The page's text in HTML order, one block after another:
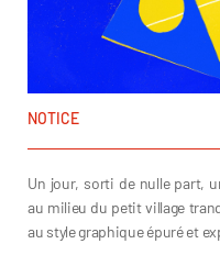
NOTICE
Un jour, sorti de nulle part,
au milieu du petit village
au style graphique épuré et